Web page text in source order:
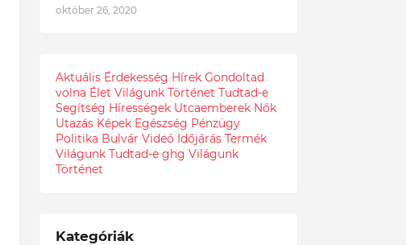
október 26, 2020
Aktuális Érdekesség Hírek Gondoltad
volna Élet Világunk Történet Tudtad-e
Segítség Hírességek Utcaemberek Nők
Utazás Képek Egészség Pénzügy
Politika Bulvár Videó Időjárás Termék
Világunk Tudtad-e ghg Világunk
Történet
Kategóriák